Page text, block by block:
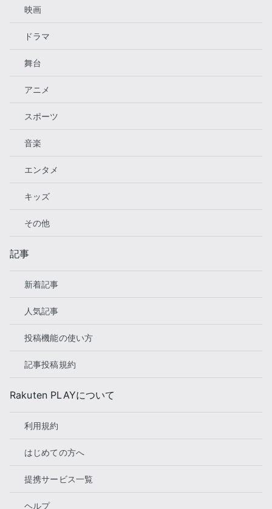
映画
ドラマ
舞台
アニメ
スポーツ
音楽
エンタメ
キッズ
その他
記事
新着記事
人気記事
投稿機能の使い方
記事投稿規約
Rakuten PLAYについて
利用規約
はじめての方へ
提携サービス一覧
ヘルプ